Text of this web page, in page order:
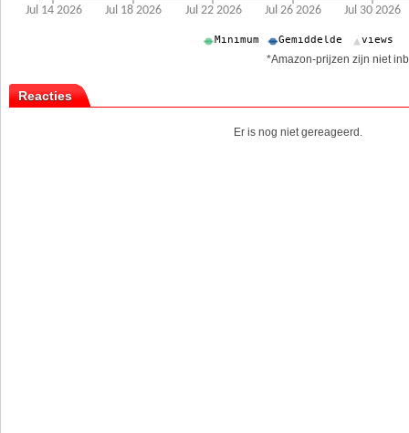
*Amazon-prijzen zijn niet
Reacties
Er is nog niet gereageerd.